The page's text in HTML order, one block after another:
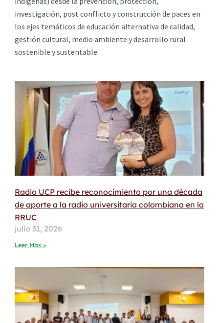
investigación, post conflicto y construcción de paces en
los ejes temáticos de educación alternativa de calidad,
gestión cultural, medio ambiente y desarrollo rural
sostenible y sustentable.
Radio UCP recibe reconocimiento por una década
de aporte a la radio universitaria colombiana en la
RRUC
julio 31, 2026
Leer Más »